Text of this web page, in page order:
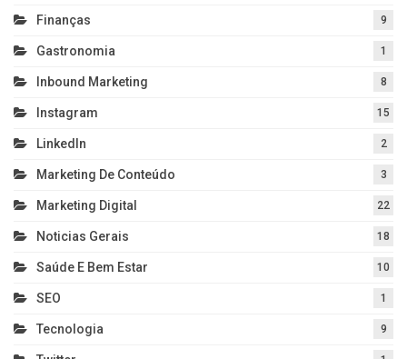
Finanças 9
Gastronomia 1
Inbound Marketing 8
Instagram 15
LinkedIn 2
Marketing De Conteúdo 3
Marketing Digital 22
Noticias Gerais 18
Saúde E Bem Estar 10
SEO 1
Tecnologia 9